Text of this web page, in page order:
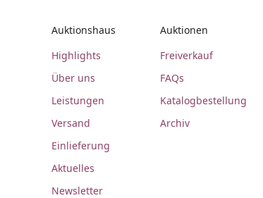
Auktionshaus
Highlights
Über uns
Leistungen
Versand
Einlieferung
Aktuelles
Newsletter
Auktionen
Freiverkauf
FAQs
Katalogbestellung
Archiv